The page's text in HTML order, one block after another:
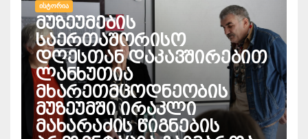
ᲘᲡᲢᲝᲠᲘᲐ
მუზეუმების
საერთაშორისო
დღესთან დაკავშირებით
ლანხუთია
მხარეთმცოდნეობის
მუზეუმში ირაკლი
მახარაძის წიგნების